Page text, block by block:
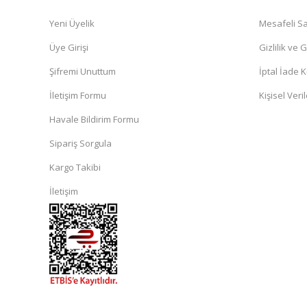
Yeni Üyelik
Üye Girişi
Şifremi Unuttum
İletişim Formu
Havale Bildirim Formu
Sipariş Sorgula
Kargo Takibi
İletişim
Mesafeli
Gizlilik ve
İptal İade
Kişisel